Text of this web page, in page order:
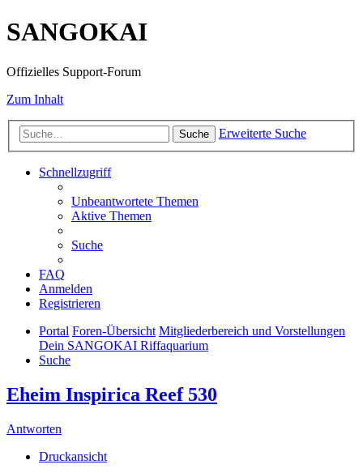
SANGOKAI
Offizielles Support-Forum
Zum Inhalt
Suche Erweiterte Suche
Schnellzugriff
Unbeantwortete Themen
Aktive Themen
Suche
FAQ
Anmelden
Registrieren
Portal Foren-Übersicht Mitgliederbereich und Vorstellungen
Dein SANGOKAI Riffaquarium
Suche
Eheim Inspirica Reef 530
Antworten
Druckansicht